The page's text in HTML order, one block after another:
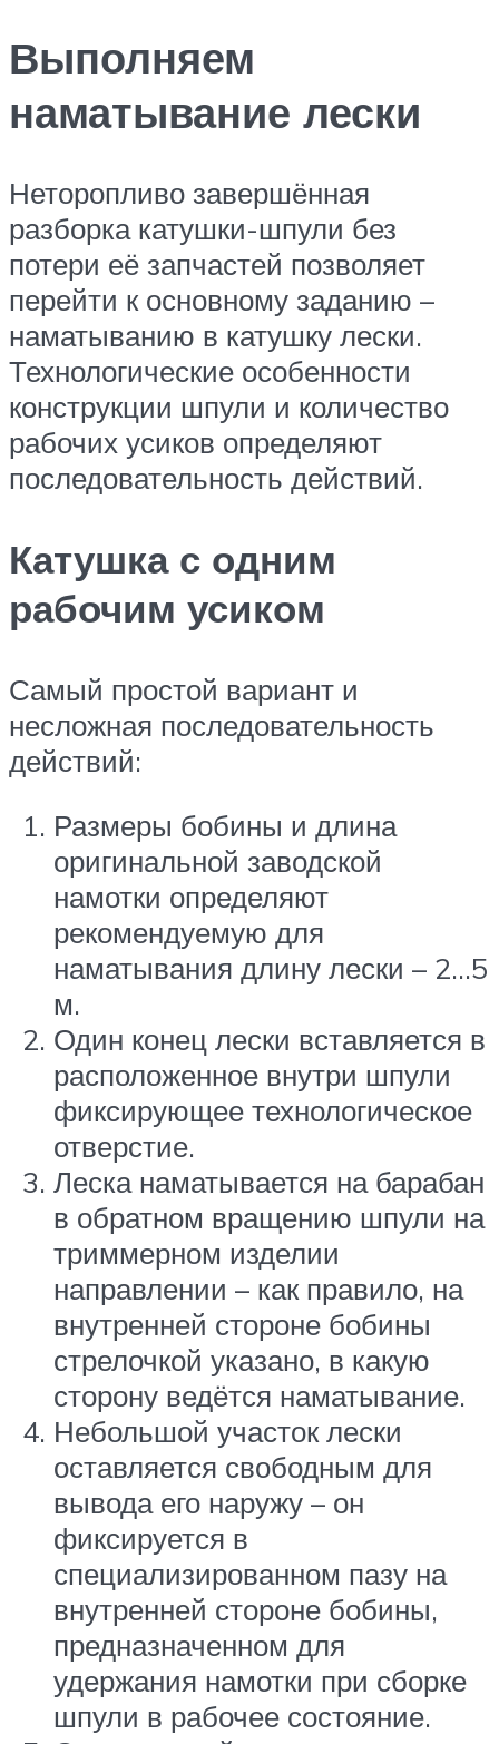
Выполняем
наматывание лески
Неторопливо завершённая
разборка катушки-шпули без
потери её запчастей позволяет
перейти к основному заданию –
наматыванию в катушку лески.
Технологические особенности
конструкции шпули и количество
рабочих усиков определяют
последовательность действий.
Катушка с одним
рабочим усиком
Самый простой вариант и
несложная последовательность
действий:
Размеры бобины и длина
оригинальной заводской
намотки определяют
рекомендуемую для
наматывания длину лески – 2…5
м.
Один конец лески вставляется в
расположенное внутри шпули
фиксирующее технологическое
отверстие.
Леска наматывается на барабан
в обратном вращению шпули на
триммерном изделии
направлении – как правило, на
внутренней стороне бобины
стрелочкой указано, в какую
сторону ведётся наматывание.
Небольшой участок лески
оставляется свободным для
вывода его наружу – он
фиксируется в
специализированном пазу на
внутренней стороне бобины,
предназначенном для
удержания намотки при сборке
шпули в рабочее состояние.